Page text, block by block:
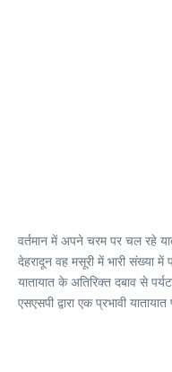
वर्तमान में अपने चरम पर चल रहे
देहरादून वह मसूरी में भारी संख्या
यातायात के अतिरिक्त दबाव से
एसएसपी द्वारा एक प्रभावी